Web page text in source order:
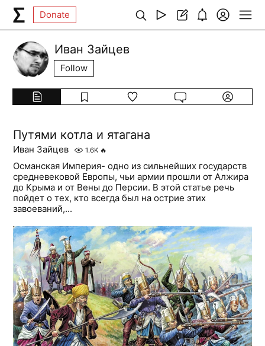
Donate
Иван Зайцев
Follow
Путями котла и ятагана
Иван Зайцев 1.6K 🔥
Османская Империя- одно из сильнейших государств
средневековой Европы, чьи армии прошли от Алжира
до Крыма и от Вены до Персии. В этой статье речь
пойдет о тех, кто всегда был на острие этих
завоеваний,...